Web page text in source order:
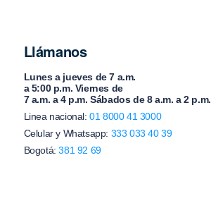
Llámanos
Lunes a jueves de 7 a.m.
a 5:00 p.m. Viernes de
7 a.m. a 4 p.m. Sábados de 8 a.m. a 2 p.m.
Linea nacional:01 8000 41 3000
Celular y Whatsapp: 333 033 40 39
Bogotá:381 92 69